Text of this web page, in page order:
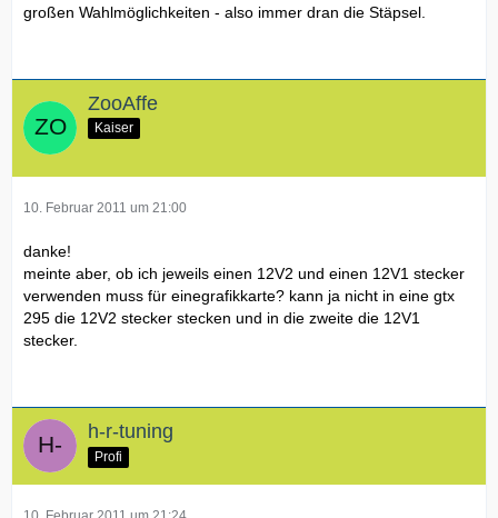
großen Wahlmöglichkeiten - also immer dran die Stäpsel.
ZooAffe
Kaiser
10. Februar 2011 um 21:00
danke!
meinte aber, ob ich jeweils einen 12V2 und einen 12V1 stecker
verwenden muss für einegrafikkarte? kann ja nicht in eine gtx
295 die 12V2 stecker stecken und in die zweite die 12V1
stecker.
h-r-tuning
Profi